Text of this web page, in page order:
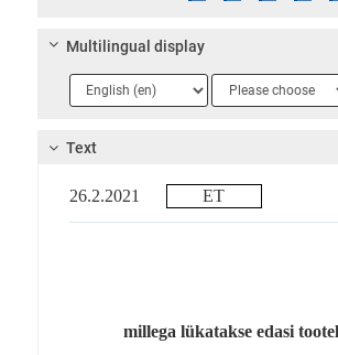
Multilingual display
Language
1
Language
2
Text
26.2.2021 ET
millega lükatakse edasi